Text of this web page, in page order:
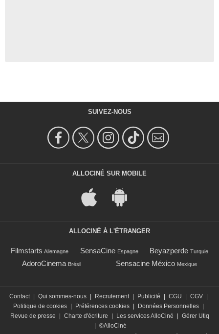
SUIVEZ-NOUS
ALLOCINÉ SUR MOBILE
ALLOCINÉ À L'ÉTRANGER
Filmstarts Allemagne SensaCine Espagne Beyazperde Turquie
AdoroCinema Brésil Sensacine México Mexique
Contact Qui sommes-nous Recrutement Publicité CGU CGV
Politique de cookies
Préférences cookies Données Personnelles
Revue de presse
Charte d'écriture Les services AlloCiné
Gérer Utiq
©AlloCiné